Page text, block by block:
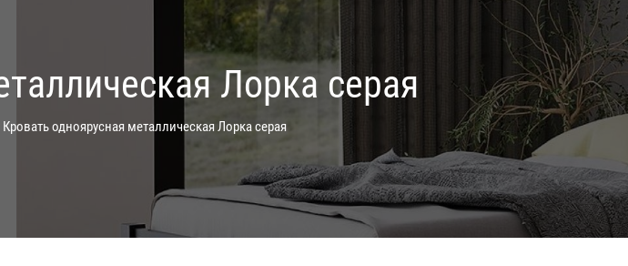
Лорка серая
Кровать одноярусная металлическая Лорка серая